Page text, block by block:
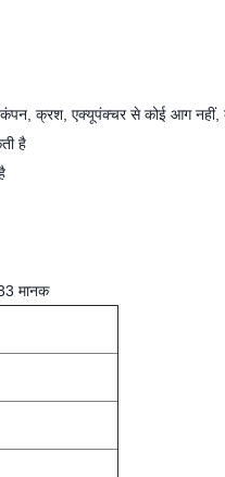
क्रश, एक्यूपंक्चर से कोई आग नहीं,
है
मानक